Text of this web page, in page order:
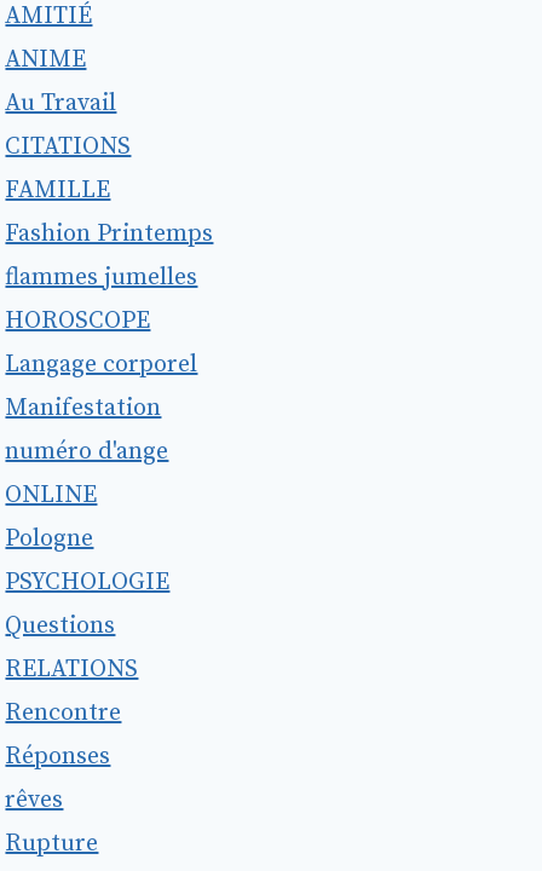
AMITIÉ
ANIME
Au Travail
CITATIONS
FAMILLE
Fashion Printemps
flammes jumelles
HOROSCOPE
Langage corporel
Manifestation
numéro d'ange
ONLINE
Pologne
PSYCHOLOGIE
Questions
RELATIONS
Rencontre
Réponses
rêves
Rupture